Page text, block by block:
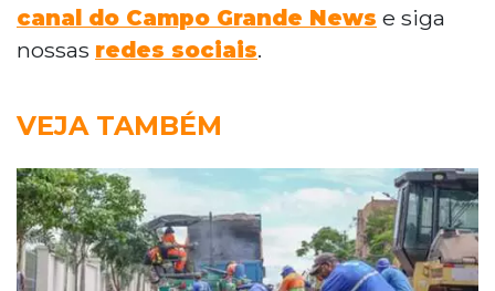
canal do Campo Grande News e siga
nossas redes sociais.
VEJA TAMBÉM